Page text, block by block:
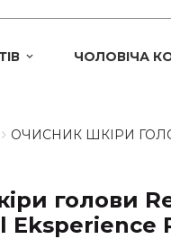
ЧОЛОВІЧА
ОЧИСНИК ШКІРИ
голови
Eksperience